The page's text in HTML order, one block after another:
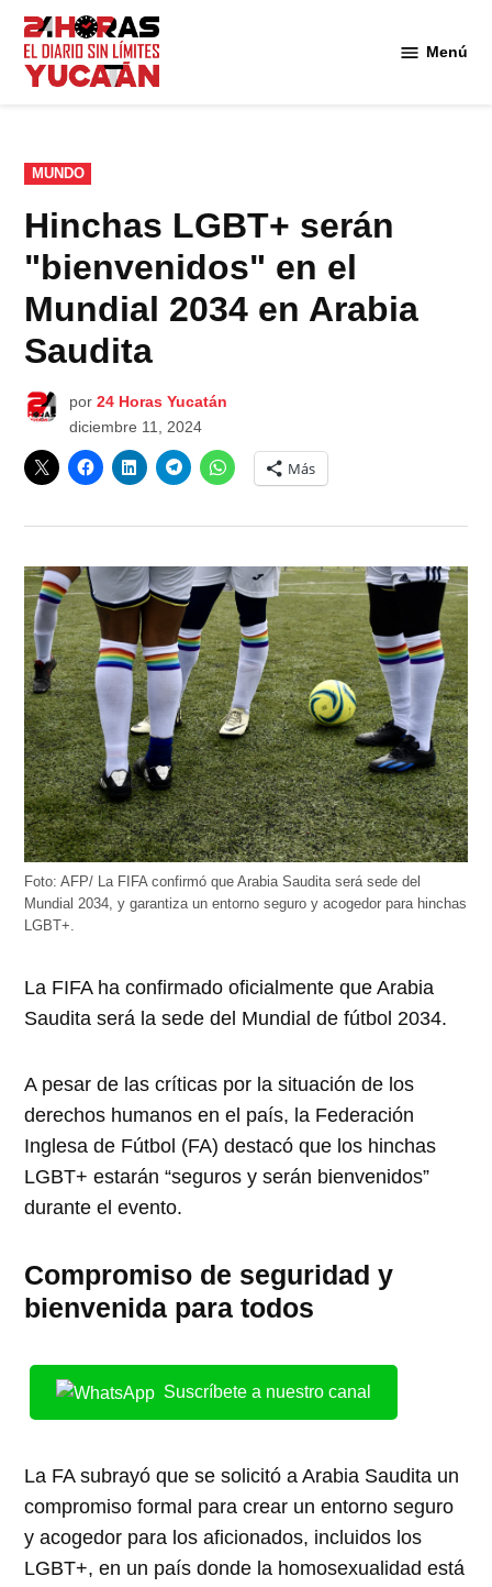
Saltar
contenido
Menú
PUBLICADO
EN
MUNDO
Hinchas LGBT+ serán
"bienvenidos" en el
Mundial 2034 en Arabia
Saudita
por 24 Horas Yucatán
diciembre 11, 2024
Más
Foto: AFP/ La FIFA confirmó que Arabia Saudita será sede del
Mundial 2034, y garantiza un entorno seguro y acogedor para hinchas
LGBT+.
La FIFA ha confirmado oficialmente que Arabia
Saudita será la sede del Mundial de fútbol 2034.
A pesar de las críticas por la situación de los
derechos humanos en el país, la Federación
Inglesa de Fútbol (FA) destacó que los hinchas
LGBT+ estarán “seguros y serán bienvenidos”
durante el evento.
Compromiso de seguridad y
bienvenida para todos
Suscríbete a nuestro canal
La FA subrayó que se solicitó a Arabia Saudita un
compromiso formal para crear un entorno seguro
y acogedor para los aficionados, incluidos los
LGBT+, en un país donde la homosexualidad está